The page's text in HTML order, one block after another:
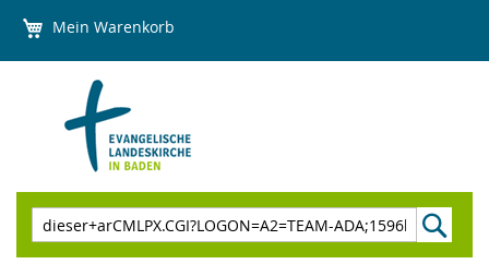
Mein Warenkorb
zum
Suchen